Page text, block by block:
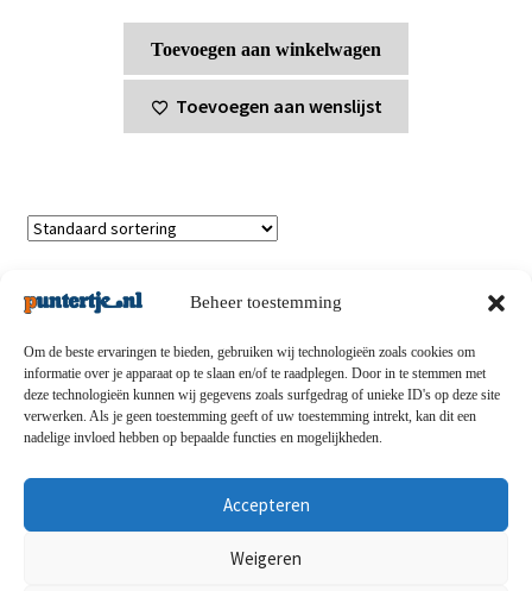
Beheer toestemming
Om de beste ervaringen te bieden, gebruiken wij technologieën zoals cookies om
informatie over je apparaat op te slaan en/of te raadplegen. Door in te stemmen met
deze technologieën kunnen wij gegevens zoals surfgedrag of unieke ID's op deze site
verwerken. Als je geen toestemming geeft of uw toestemming intrekt, kan dit een
nadelige invloed hebben op bepaalde functies en mogelijkheden.
Accepteren
Weigeren
Toevoegen aan winkelwagen
Toevoegen aan wenslijst
Privacybeleid-Verzending en retouren-Algemene
voorwaarden-Disclaimert-Betaalmethoden-Over ons